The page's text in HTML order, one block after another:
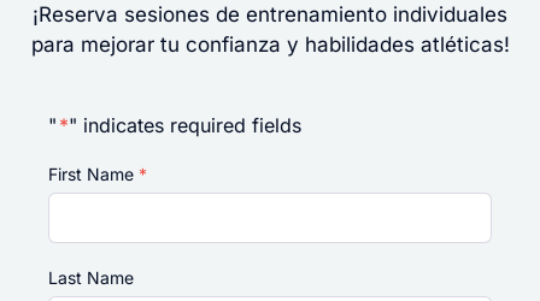
¡Reserva sesiones de entrenamiento individuales
para mejorar tu confianza y habilidades atléticas!
" *" indicates required fields
First Name *
Last Name